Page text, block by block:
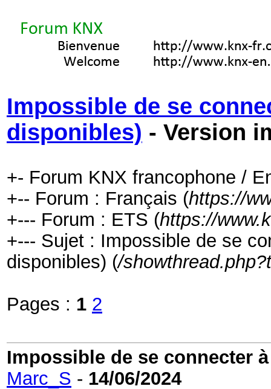
Impossible de se
disponibles) - Version
+- Forum KNX francophone /
+-- Forum : Français (https://
+--- Forum : ETS (https://
+--- Sujet : Impossible de se
disponibles) (/
Pages : 1 2
Impossible de se connecter
Marc_S - 14/06/2024